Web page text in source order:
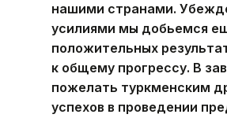
нашими странами.
усилиями мы добьемся
положительных
к общему прогрессу. В
пожелать туркменским
успехов в проведении